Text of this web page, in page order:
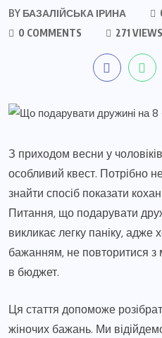
BY БАЗАЛІЙСЬКА ІРИНА
0 COMMENTS
271 VIEWS
З приходом весни у
особливий квест. Потрібно
знайти спосіб показати
Питання, що подарувати
викликає легку паніку, адже
бажанням, не повторитися з
в бюджет.
Ця стаття допоможе
жіночих бажань. Ми